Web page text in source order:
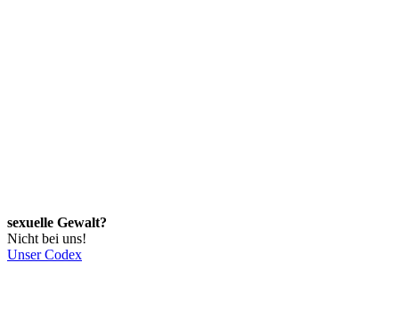
sexuelle Gewalt?
Nicht bei uns!
Unser Codex